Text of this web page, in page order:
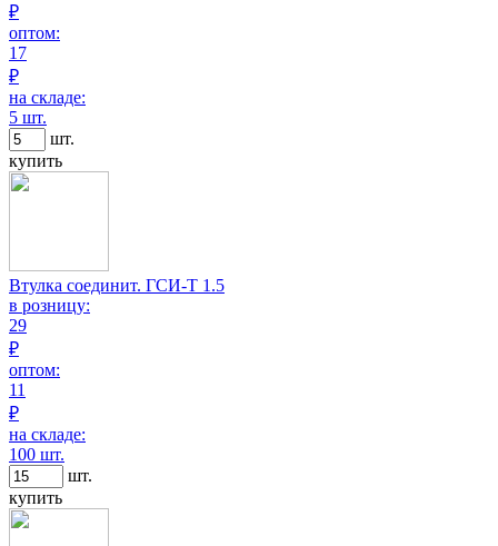
₽
оптом:
17
₽
на складе:
5 шт.
шт.
купить
Втулка соединит. ГСИ-Т 1.5
в розницу:
29
₽
оптом:
11
₽
на складе:
100 шт.
шт.
купить